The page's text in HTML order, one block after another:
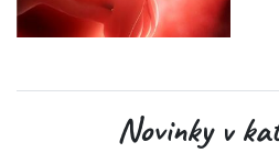
Novinky v